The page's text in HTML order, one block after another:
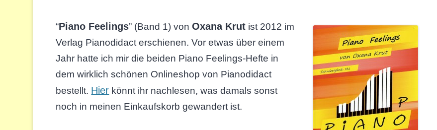
“Piano Feelings” (Band 1) vonOxana Krut ist 2012 im
Verlag Pianodidact erschienen. Vor etwas über einem
Jahr hatte ich mir die beiden Piano Feelings-Hefte in
dem wirklich schönen Onlineshop von Pianodidact
bestellt. Hier könnt ihr nachlesen, was damals sonst
noch in meinen Einkaufskorb gewandert ist.